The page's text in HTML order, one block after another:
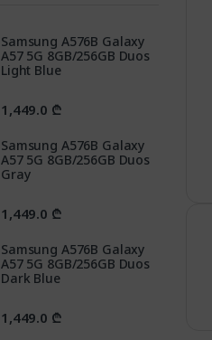
Samsung A576B Galaxy
A57 5G 8GB/256GB Duos
Light Blue
1,449.0 ₾
Samsung A576B Galaxy
A57 5G 8GB/256GB Duos
Gray
1,449.0 ₾
Samsung A576B Galaxy
A57 5G 8GB/256GB Duos
Dark Blue
1,449.0 ₾